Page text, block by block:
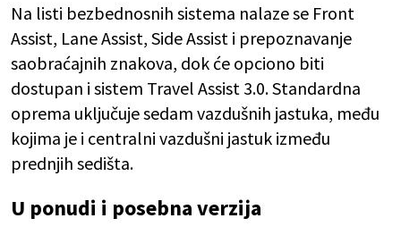
Na listi bezbednosnih sistema nalaze se Front
Assist, Lane Assist, Side Assist i prepoznavanje
saobraćajnih znakova, dok će opciono biti
dostupan i sistem Travel Assist 3.0. Standardna
oprema uključuje sedam vazdušnih jastuka, među
kojima je i centralni vazdušni jastuk između
prednjih sedišta.
U ponudi i posebna verzija